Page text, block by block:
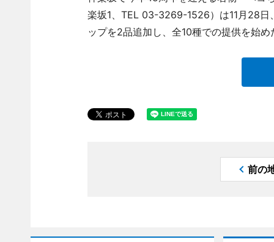
楽坂1、TEL 03-3269-1526）は11月28日
ップを2品追加し、全10種での提供を始め
前の